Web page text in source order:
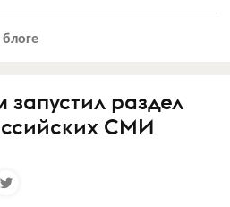
раздел
СМИ